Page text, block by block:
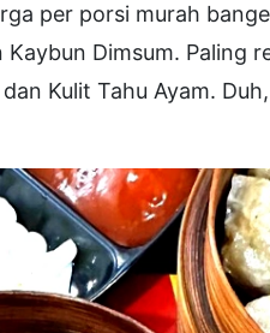
per porsi murah
Dimsum. Paling
Kulit Tahu Ayam.